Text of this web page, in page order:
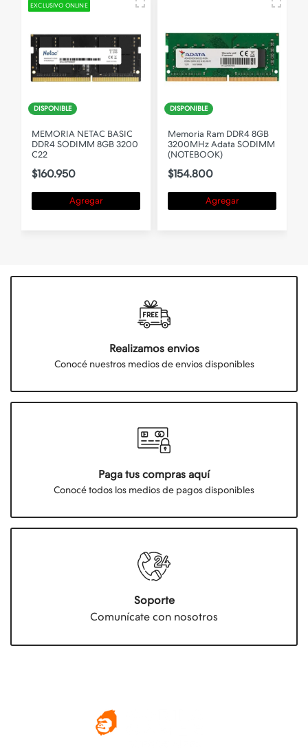
EXCLUSIVO ONLINE
DISPONIBLE
MEMORIA NETAC BASIC
DDR4 SODIMM 8GB 3200
C22
$160.950
Agregar
DISPONIBLE
Memoria Ram DDR4 8GB
3200MHz Adata SODIMM
(NOTEBOOK)
$154.800
Agregar
Realizamos envios
Conocé nuestros medios de envios disponibles
Paga tus compras aquí
Conocé todos los medios de pagos disponibles
Soporte
Comunícate con nosotros